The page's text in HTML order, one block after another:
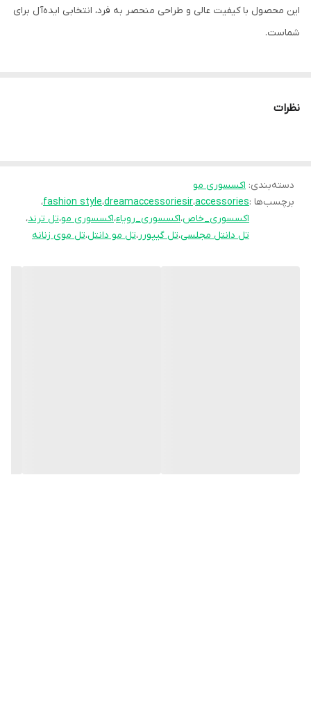
این محصول با کیفیت عالی و طراحی منحصر به فرد، انتخابی ایده‌آل برای
شماست.
نظرات
دسته‌بندی: اکسسوری مو
برچسب‌ها :accessories،dreamaccessoriesir،fashion style،
اکسسوری_خاص،اکسسوری_رویاء،اکسسوری مو،تل ترند،
تل دانتل مجلسی،تل گیپورر،تل مو دانتل،تل موی زنانه